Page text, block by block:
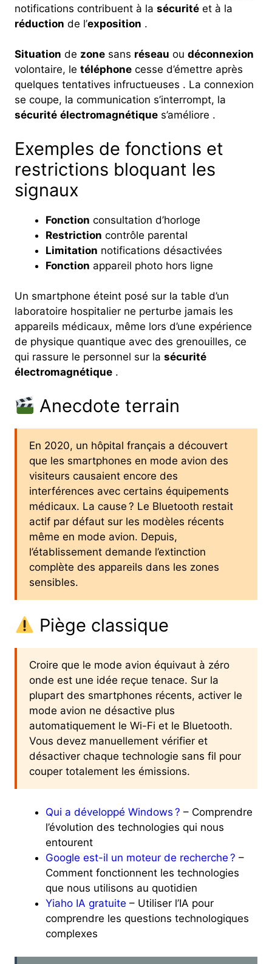
notifications contribuent à la sécurité et à la
réduction de l’exposition .
Situation de zone sans réseau ou déconnexion
volontaire, le téléphone cesse d’émettre après
quelques tentatives infructueuses . La connexion
se coupe, la communication s’interrompt, la
sécurité électromagnétique s’améliore .
Exemples de fonctions et
restrictions bloquant les
signaux
Fonction consultation d’horloge
Restriction contrôle parental
Limitation notifications désactivées
Fonction appareil photo hors ligne
Un smartphone éteint posé sur la table d’un
laboratoire hospitalier ne perturbe jamais les
appareils médicaux, même lors d’une expérience
de physique quantique avec des grenouilles, ce
qui rassure le personnel sur la sécurité
électromagnétique .
Anecdote terrain
En 2020, un hôpital français a découvert
que les smartphones en mode avion des
visiteurs causaient encore des
interférences avec certains équipements
médicaux. La cause ? Le Bluetooth restait
actif par défaut sur les modèles récents
même en mode avion. Depuis,
l’établissement demande l’extinction
complète des appareils dans les zones
sensibles.
Piège classique
Croire que le mode avion équivaut à zéro
onde est une idée reçue tenace. Sur la
plupart des smartphones récents, activer le
mode avion ne désactive plus
automatiquement le Wi-Fi et le Bluetooth.
Vous devez manuellement vérifier et
désactiver chaque technologie sans fil pour
couper totalement les émissions.
Qui a développé Windows ? – Comprendre
l’évolution des technologies qui nous
entourent
Google est-il un moteur de recherche ? –
Comment fonctionnent les technologies
que nous utilisons au quotidien
Yiaho IA gratuite – Utiliser l’IA pour
comprendre les questions technologiques
complexes